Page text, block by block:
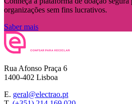
organizações sem fins lucrativos.
Saber mais
Rua Afonso Praça 6
1400-402 Lisboa
E. geral@electrao.pt